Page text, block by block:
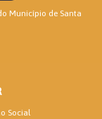
Município de Santa
Social